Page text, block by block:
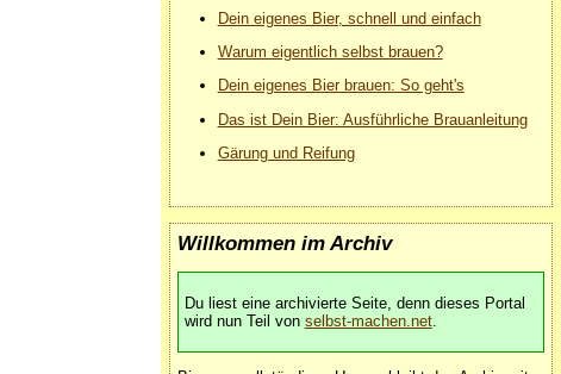
Dein eigenes Bier, schnell und einfach
Warum eigentlich selbst brauen?
Dein eigenes Bier brauen: So geht's
Das ist Dein Bier: Ausführliche Brauanleitung
Gärung und Reifung
Willkommen im Archiv
Du liest eine archivierte Seite, denn dieses Portal
wird nun Teil von selbst-machen.net.